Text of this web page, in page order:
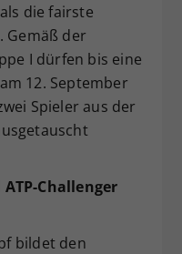
die fairste
Gemäß der
I dürfen bis eine
12. September
Spieler aus der
Challenger
bildet den